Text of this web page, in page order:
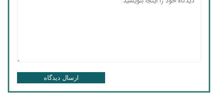
ارسال دیدگاه